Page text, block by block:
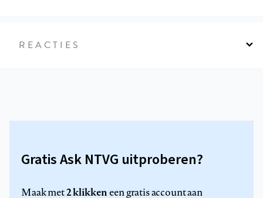
REACTIES
Gratis Ask NTVG uitproberen?
Maak met2 klikkeneen gratis account aan